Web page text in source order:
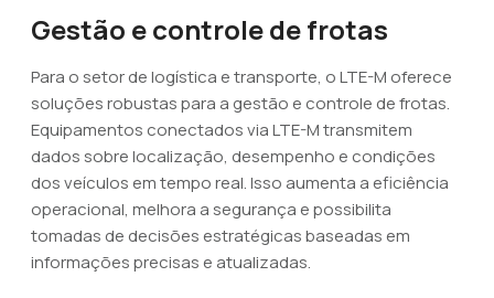
Gestão e controle de frotas
Para o setor de logística e transporte, o LTE-M oferece
soluções robustas para a gestão e controle de frotas.
Equipamentos conectados via LTE-M transmitem
dados sobre localização, desempenho e condições
dos veículos em tempo real. Isso aumenta a eficiência
operacional, melhora a segurança e possibilita
tomadas de decisões estratégicas baseadas em
informações precisas e atualizadas.